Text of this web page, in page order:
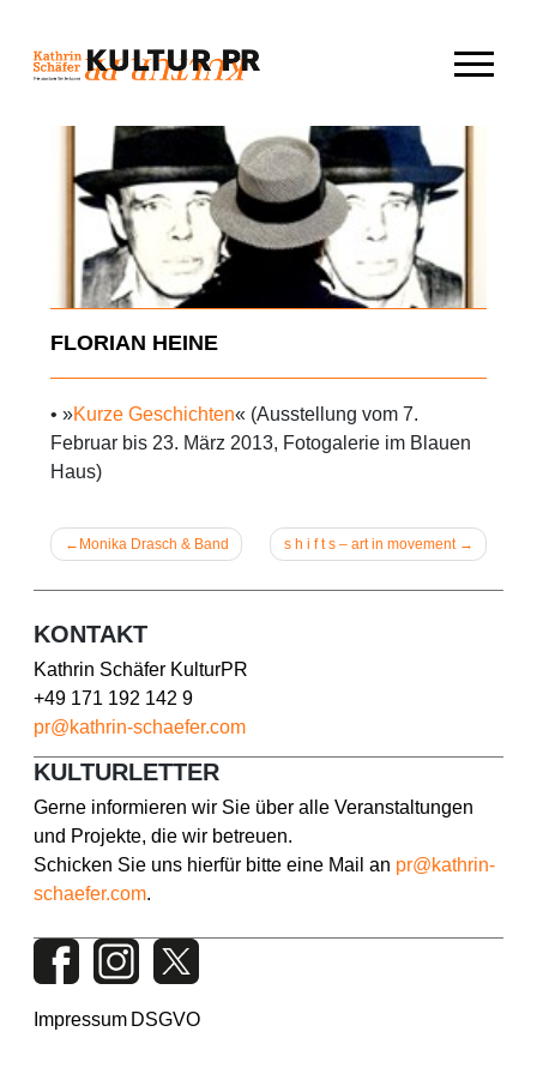
content
FLORIAN HEINE
• »Kurze Geschichten« (Ausstellung vom 7.
Februar bis 23. März 2013, Fotogalerie im Blauen
Haus)
Beitragsnavigation
Monika Drasch & Band s h i f t s – art in movement
KONTAKT
Kathrin Schäfer KulturPR
+49 171 192 142 9
pr@kathrin-schaefer.com
KULTURLETTER
Gerne informieren wir Sie über alle Veranstaltungen
und Projekte, die wir betreuen.
Schicken Sie uns hierfür bitte eine Mail an pr@kathrin-
schaefer.com.
Impressum DSGVO